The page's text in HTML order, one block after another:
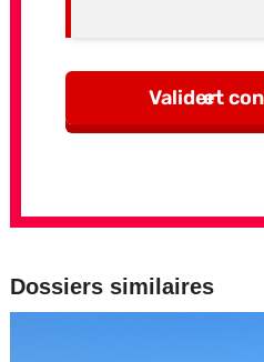
Dossiers similaires